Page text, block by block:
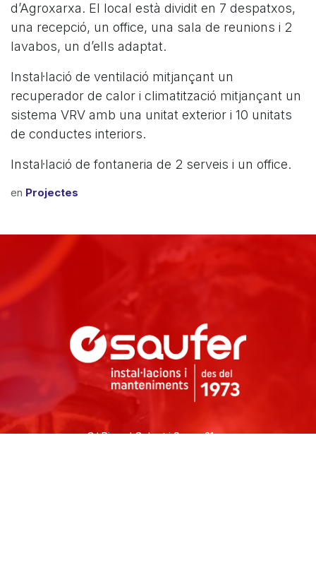
d’Agroxarxa. El local està dividit en 7 despatxos,
una recepció, un office, una sala de reunions i 2
lavabos, un d’ells adaptat.
Instal·lació de ventilació mitjançant un
recuperador de calor i climatització mitjançant un
sistema VRV amb una unitat exterior i 10 unitats
de conductes interiors.
Instal·lació de fontaneria de 2 serveis i un office.
en Projectes
C/ Ricard Calvet i Serra, 21